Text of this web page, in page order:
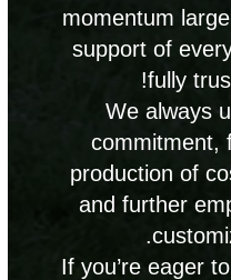
momentum
support of
fully
We always
commitment,
production of
and further
If you’re eager